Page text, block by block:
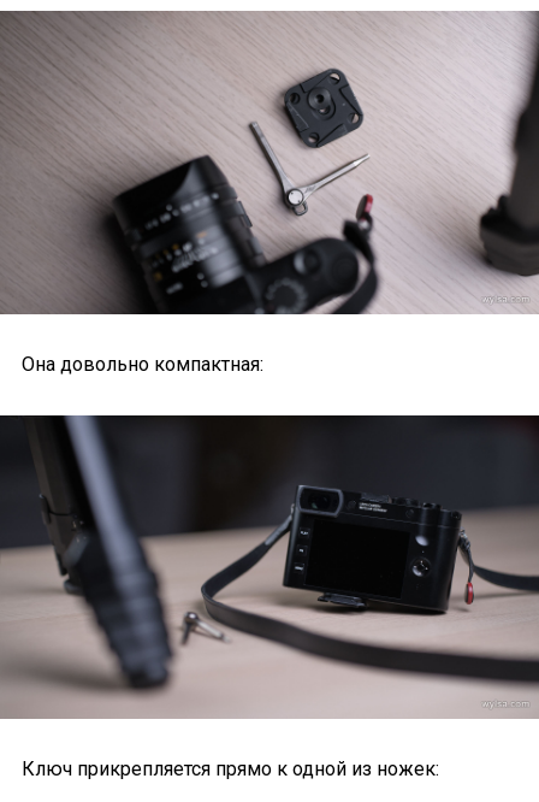
Она довольно компактная:
Ключ прикрепляется прямо к одной из ножек: